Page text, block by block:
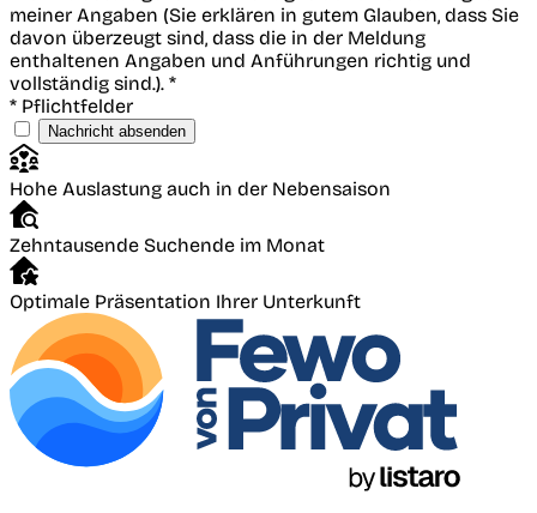
meiner Angaben (Sie erklären in gutem Glauben, dass Sie
davon überzeugt sind, dass die in der Meldung
enthaltenen Angaben und Anführungen richtig und
vollständig sind.). *
* Pflichtfelder
Nachricht absenden
Hohe Auslastung auch in der Nebensaison
Zehntausende Suchende im Monat
Optimale Präsentation Ihrer Unterkunft